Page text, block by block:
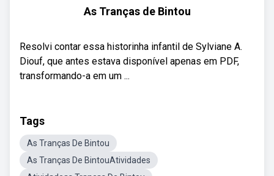
As Tranças de Bintou
Resolvi contar essa historinha infantil de Sylviane A.
Diouf, que antes estava disponível apenas em PDF,
transformando-a em um ...
Tags
As Tranças De Bintou
As Tranças De BintouAtividades